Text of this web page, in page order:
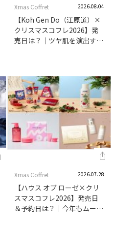
Xmas Coffret 2026.08.04
【Koh Gen Do（江原道）×
クリスマスコフレ2026】発
売日は？｜ツヤ肌を演出する
場！
Xmas Coffret 2026.07.28
【ハウス オブ ローゼ×クリ
スマスコフレ2026】発売日
＆予約日は？｜今年もムーミ